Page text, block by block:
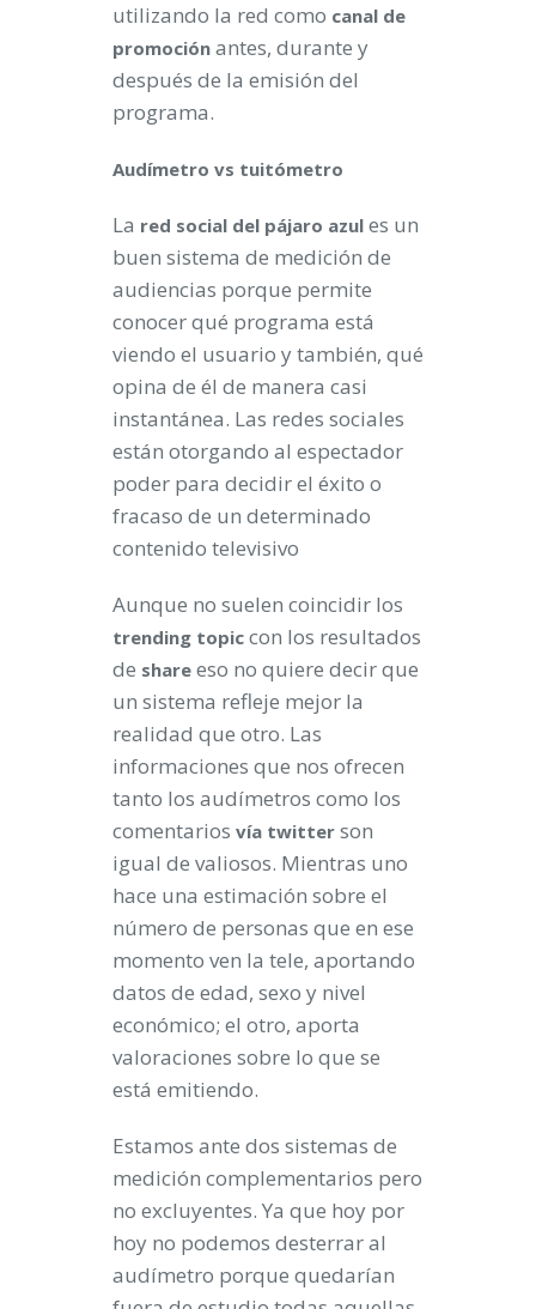
utilizando la red como canal de
promoción antes, durante y
después de la emisión del
programa.
Audímetro vs tuitómetro
La red social del pájaro azul es un
buen sistema de medición de
audiencias porque permite
conocer qué programa está
viendo el usuario y también, qué
opina de él de manera casi
instantánea. Las redes sociales
están otorgando al espectador
poder para decidir el éxito o
fracaso de un determinado
contenido televisivo
Aunque no suelen coincidir los
trending topic con los resultados
de share eso no quiere decir que
un sistema refleje mejor la
realidad que otro. Las
informaciones que nos ofrecen
tanto los audímetros como los
comentarios vía twitter son
igual de valiosos. Mientras uno
hace una estimación sobre el
número de personas que en ese
momento ven la tele, aportando
datos de edad, sexo y nivel
económico; el otro, aporta
valoraciones sobre lo que se
está emitiendo.
Estamos ante dos sistemas de
medición complementarios pero
no excluyentes. Ya que hoy por
hoy no podemos desterrar al
audímetro porque quedarían